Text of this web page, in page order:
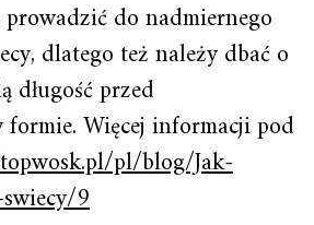
do nadmiernego
dlatego też należy dbać o
długość przed
Więcej informacji pod
pl/blog/Jak-
9